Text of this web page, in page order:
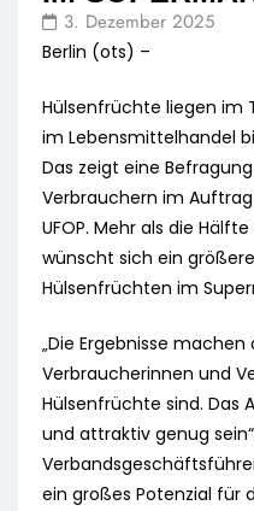
3. Dezember 2025
Berlin (ots) –
Hülsenfrüchte liegen im
im Lebensmittelhandel
Das zeigt eine
Verbrauchern im
UFOP. Mehr als die
wünscht sich ein
Hülsenfrüchten im
„Die Ergebnisse machen
Verbraucherinnen und
Hülsenfrüchte sind. Das
und attraktiv genug
ein großes Potenzial für